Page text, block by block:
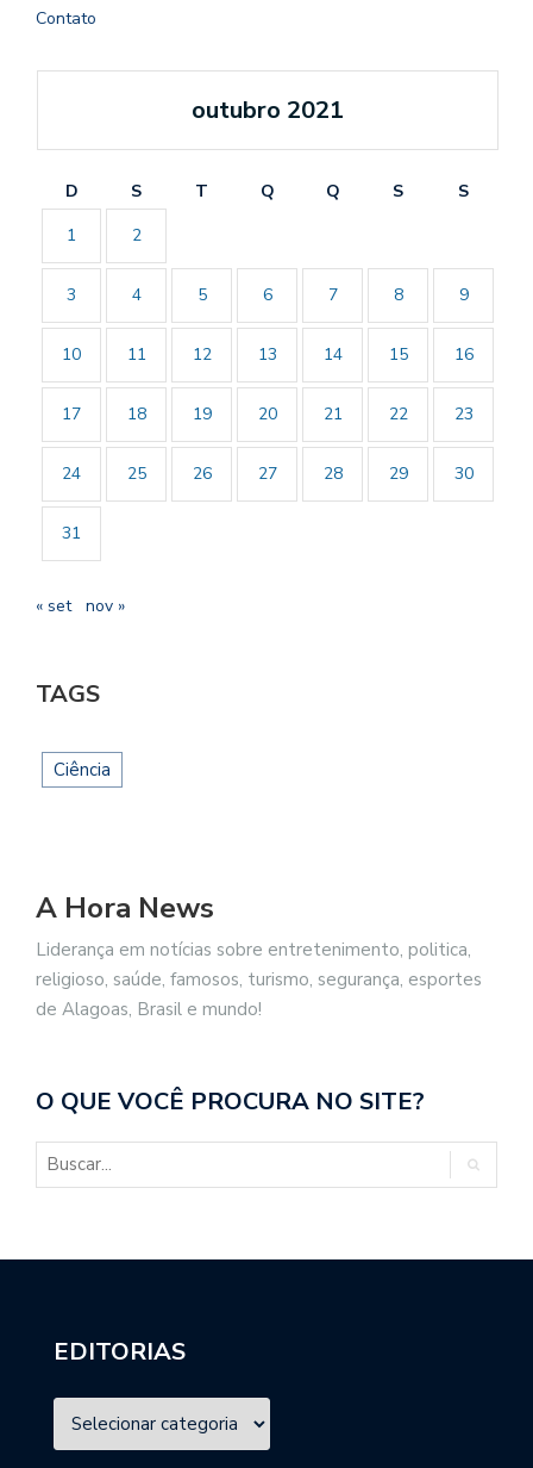
Contato
outubro 2021
D S T Q Q S
S
1
2
3 4 5 6 7 8 9
10 11 12 13 14 15 16
17 18 19 20 21 22 23
24 25 26 27 28 29 30
31
« set nov »
TAGS
Ciência
A Hora News
Liderança em notícias sobre entretenimento, politica,
religioso, saúde, famosos, turismo, segurança, esportes
de Alagoas, Brasil e mundo!
O QUE VOCÊ PROCURA NO SITE?
EDITORIAS